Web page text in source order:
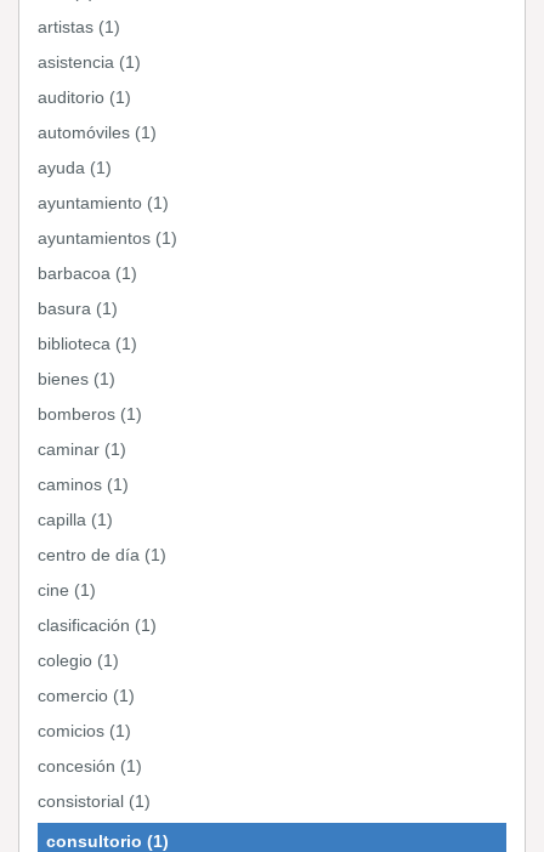
artistas (1)
asistencia (1)
auditorio (1)
automóviles (1)
ayuda (1)
ayuntamiento (1)
ayuntamientos (1)
barbacoa (1)
basura (1)
biblioteca (1)
bienes (1)
bomberos (1)
caminar (1)
caminos (1)
capilla (1)
centro de día (1)
cine (1)
clasificación (1)
colegio (1)
comercio (1)
comicios (1)
concesión (1)
consistorial (1)
consultorio (1)